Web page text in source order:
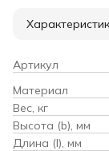
Артикул
Материал
Вес, кг
Высота (b), мм
Длина (l), мм